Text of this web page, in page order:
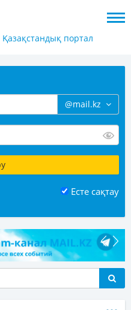
Қазақстандық портал
@mail.kz
Есте сақтау